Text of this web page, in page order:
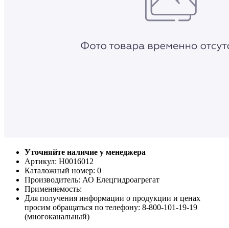
Уточняйте наличие у менеджера
Артикул: Н0016012
Каталожный номер: 0
Производитель: АО Елецгидроагрегат
Применяемость:
Для получения информации о продукции и ценах
просим обращаться по телефону: 8-800-101-19-19
(многоканальный)